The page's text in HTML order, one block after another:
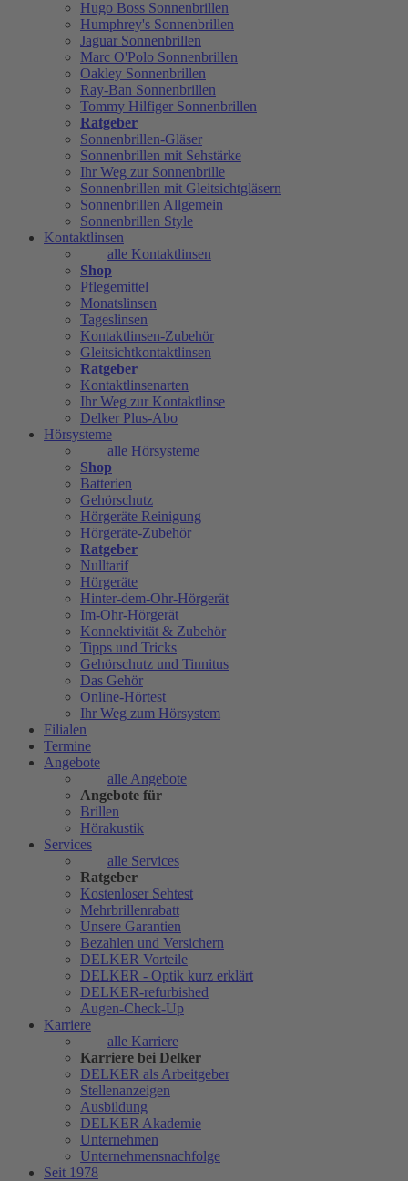
Hugo Boss Sonnenbrillen
Humphrey's Sonnenbrillen
Jaguar Sonnenbrillen
Marc O'Polo Sonnenbrillen
Oakley Sonnenbrillen
Ray-Ban Sonnenbrillen
Tommy Hilfiger Sonnenbrillen
Ratgeber
Sonnenbrillen-Gläser
Sonnenbrillen mit Sehstärke
Ihr Weg zur Sonnenbrille
Sonnenbrillen mit Gleitsichtgläsern
Sonnenbrillen Allgemein
Sonnenbrillen Style
Kontaktlinsen
alle Kontaktlinsen
Shop
Pflegemittel
Monatslinsen
Tageslinsen
Kontaktlinsen-Zubehör
Gleitsichtkontaktlinsen
Ratgeber
Kontaktlinsenarten
Ihr Weg zur Kontaktlinse
Delker Plus-Abo
Hörsysteme
alle Hörsysteme
Shop
Batterien
Gehörschutz
Hörgeräte Reinigung
Hörgeräte-Zubehör
Ratgeber
Nulltarif
Hörgeräte
Hinter-dem-Ohr-Hörgerät
Im-Ohr-Hörgerät
Konnektivität & Zubehör
Tipps und Tricks
Gehörschutz und Tinnitus
Das Gehör
Online-Hörtest
Ihr Weg zum Hörsystem
Filialen
Termine
Angebote
alle Angebote
Angebote für
Brillen
Hörakustik
Services
alle Services
Ratgeber
Kostenloser Sehtest
Mehrbrillenrabatt
Unsere Garantien
Bezahlen und Versichern
DELKER Vorteile
DELKER - Optik kurz erklärt
DELKER-refurbished
Augen-Check-Up
Karriere
alle Karriere
Karriere bei Delker
DELKER als Arbeitgeber
Stellenanzeigen
Ausbildung
DELKER Akademie
Unternehmen
Unternehmensnachfolge
Seit 1978